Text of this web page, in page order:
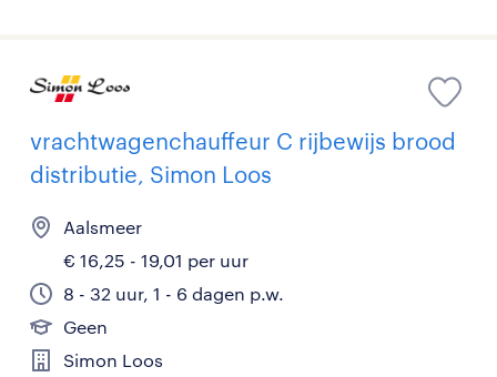
vrachtwagenchauffeur C rijbewijs brood
distributie, Simon Loos
Aalsmeer
€ 16,25 - 19,01 per uur
8 - 32 uur, 1 - 6 dagen p.w.
Geen
Simon Loos